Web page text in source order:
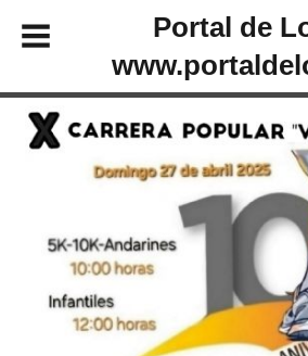
Portal de